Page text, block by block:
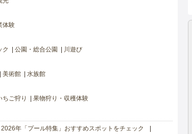
体験
ク 公園・総合公園 川遊び
美術館 水族館
ちご狩り 果物狩り・収穫体験
2026年「プール特集」おすすめスポットをチェック